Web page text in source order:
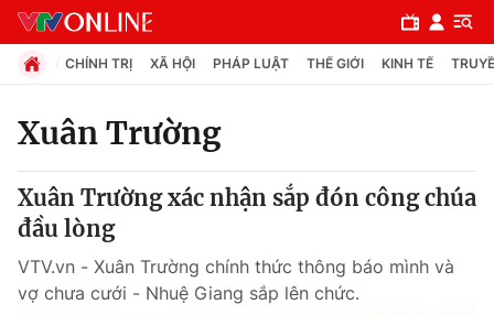
Chuyên mục
Chính trị
Xã hội
CHÍNH TRỊ XÃ HỘI PHÁP LUẬT THẾ GIỚI KINH TẾ
Xuân Trường
Xuân Trường xác nhận sắp đón công chúa
đầu lòng
VTV.vn - Xuân Trường chính thức thông báo mình và
vợ chưa cưới - Nhuệ Giang sắp lên chức.